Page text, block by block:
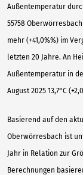
Außentemperatur
55758
mehr (+41,0%%) im
letzten 20 Jahre. An
Außentemperatur in
August 2025 13,7°C
Basierend auf den
Oberwörresbach ist
Jahr in Relation zur
Berechnungen